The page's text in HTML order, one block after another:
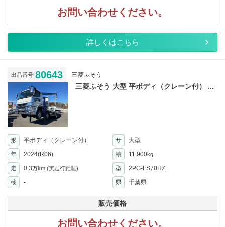
お問い合わせください。
詳しくはこちら
出品番号 80643 三菱ふそう
三菱ふそう 大型 平ボディ（クレーン付） ...
形 平ボディ（クレーン付） サ
大型
年
2024(R06) 積 11,900kg
走 0.3万km (実走行距離) 型
2PG-FS70HZ
検
- 県 千葉県
販売価格
お問い合わせください。